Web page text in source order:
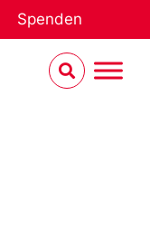
Spenden